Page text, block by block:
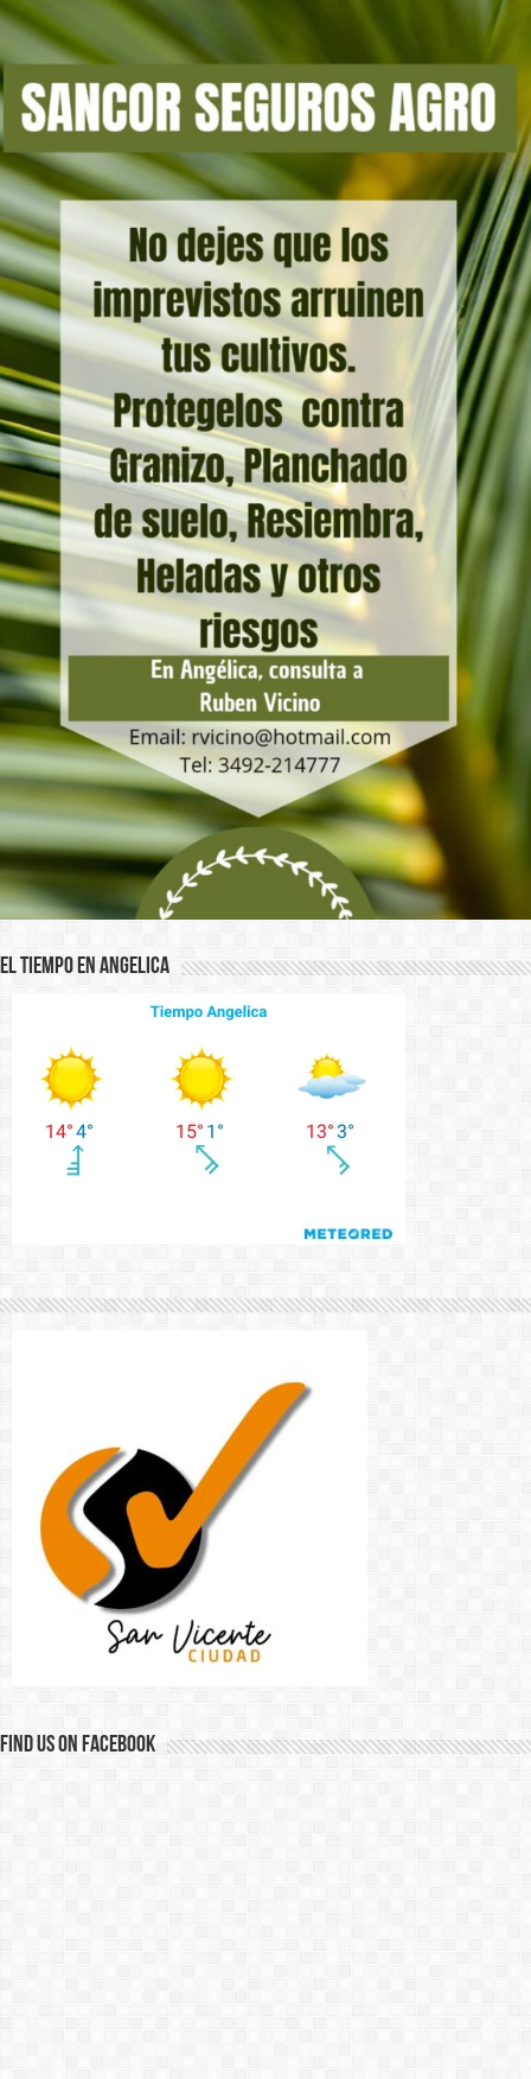
El Tiempo en Angelica
Find us on Facebook